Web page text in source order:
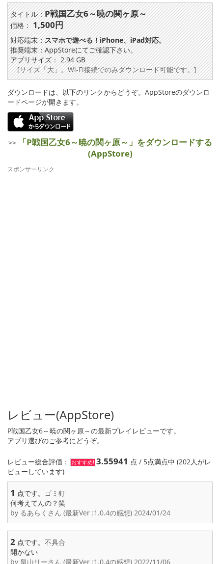
タイトル：P戦国乙女6～暁の関ヶ原～
価格：1,500円
対応端末：スマホで遊べる！iPhone、iPad対応。
推奨端末：AppStoreにてご確認下さい。
アプリサイズ： 2.94 GB
[サイズ「大」。Wi-Fi接続でのみダウンロード可能です。]
ダウンロードは、以下のリンクからどうぞ。AppStoreのダウンロ
ードページが開きます。
>>
「P戦国乙女6～暁の関ヶ原～」をダウンロードする
(AppStore)
スポンサーリンク
レビュー(AppStore)
P戦国乙女6～暁の関ヶ原～の最新プレイレビューです。
アプリ選びのご参考にどうぞ。
レビュー総合評価： おすすめ! 3.55941 点 / 5点満点中 (202人がレ
ビューしています)
1 点です。 ゴミ釘
何考えてんの？笑
by るあらくさん (最新Ver :1.0.4の感想) 2024/01/24
2 点です。 不具合
開かない
by 畠山リーさん (最新Ver :1.0.4の感想) 2022/11/06